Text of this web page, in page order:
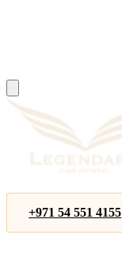
+971 54 551 4155